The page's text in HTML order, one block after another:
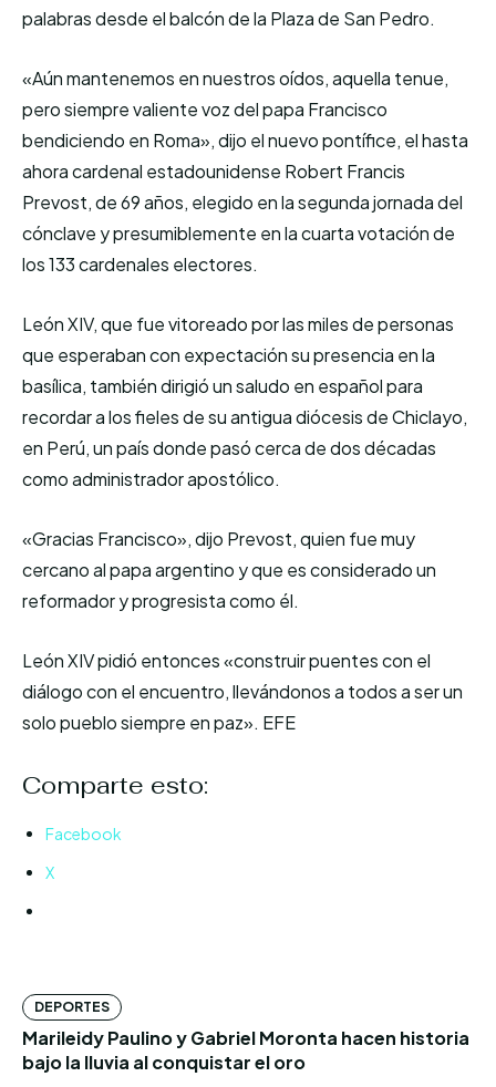
palabras desde el balcón de la Plaza de San Pedro.
«Aún mantenemos en nuestros oídos, aquella tenue,
pero siempre valiente voz del papa Francisco
bendiciendo en Roma», dijo el nuevo pontífice, el hasta
ahora cardenal estadounidense Robert Francis
Prevost, de 69 años, elegido en la segunda jornada del
cónclave y presumiblemente en la cuarta votación de
los 133 cardenales electores.
León XIV, que fue vitoreado por las miles de personas
que esperaban con expectación su presencia en la
basílica, también dirigió un saludo en español para
recordar a los fieles de su antigua diócesis de Chiclayo,
en Perú, un país donde pasó cerca de dos décadas
como administrador apostólico.
«Gracias Francisco», dijo Prevost, quien fue muy
cercano al papa argentino y que es considerado un
reformador y progresista como él.
León XIV pidió entonces «construir puentes con el
diálogo con el encuentro, llevándonos a todos a ser un
solo pueblo siempre en paz». EFE
Comparte esto:
Facebook
X
DEPORTES
Marileidy Paulino y Gabriel Moronta hacen historia
bajo la lluvia al conquistar el oro